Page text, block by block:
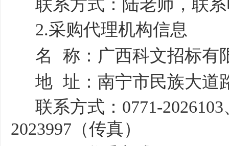
联系方式： 陆老师 ，联
2.采购代理机构信息
名
称：广西科文招标有
地 址：南宁市民族大道
联系方式： 0771-
2023997（传真）